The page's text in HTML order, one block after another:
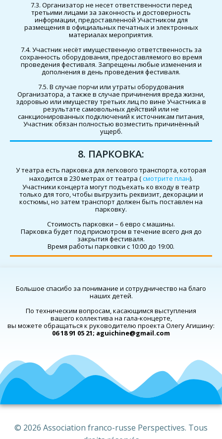
7.3. Организатор не несет ответственности перед
третьими лицами за законность и достоверность
информации, предоставленной Участником для
размещения в официальных печатных и электронных
материалах мероприятия.
7.4. Участник несёт имущественную ответственность за
сохранность оборудования, предоставляемого во время
проведения фестиваля. Запрещены любые изменения и
дополнения в день проведения фестиваля.
7.5. В случае порчи или утраты оборудования
Организатора, а также в случае причинения вреда жизни,
здоровью или имуществу третьих лиц по вине Участника в
результате самовольных действий или не
санкционированных подключений к источникам питания,
Участник обязан полностью возместить причинённый
ущерб.
8. ПАРКОВКА:
У театра есть парковка для легкового транспорта, которая
находится в 230 метрах от театра (смотрите план).
Участники концерта могут подъехать ко входу в театр
только для того, чтобы выгрузить реквизит, декорации и
костюмы, но затем транспорт должен быть поставлен на
парковку.
Стоимость парковки – 6 евро с машины.
Парковка будет под присмотром в течение всего дня до
закрытия фестиваля.
Время работы парковки с 10:00 до 19:00.
Большое спасибо за понимание и сотрудничество на благо
наших детей.
По техническим вопросам, касающимся выступления
вашего коллектива на гала-концерте,
вы можете обращаться к руководителю проекта Олегу Агишину:
06 18 91 05 21; aguichine@gmail.com
© 2026 Association franco-russe Perspectives. Tous